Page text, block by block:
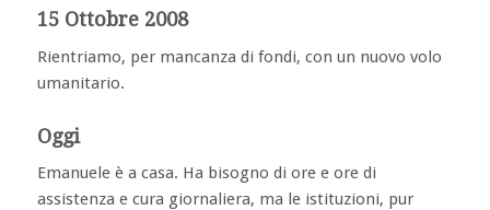
15 Ottobre 2008
Rientriamo, per mancanza di fondi, con un nuovo volo
umanitario.
Oggi
Emanuele è a casa. Ha bisogno di ore e ore di
assistenza e cura giornaliera, ma le istituzioni, pur